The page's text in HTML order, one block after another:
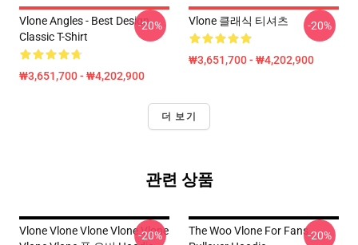
Vlone Angles - Best Design
Classic T-Shirt
₩3,651,700 - ₩4,202,900
-20% Vlone 클래식 티셔츠
₩3,651,700 - ₩4,202,900
-20%
더 보기
관련 상품
Vlone Vlone Vlone Vlone Vlone
-20%
The Woo Vlone For Fans-20%